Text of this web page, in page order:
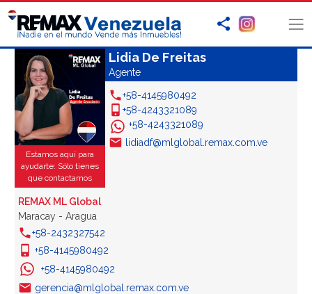
Estamos aquí para
ayudarte: Sólo tienes
que contactarnos
Lidia De Freitas
Agente
+58-4145980492
+58-4243321089
+58-4243321089
lidiadf@mlglobal.remax.com.ve
REMAX ML Global
Maracay - Aragua
+58-2432327542
+58-4145980492
+58-4145980492
gerencia@mlglobal.remax.com.ve